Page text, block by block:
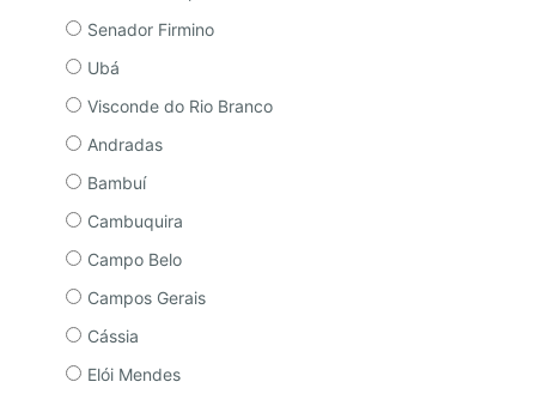
Senador Firmino
Ubá
Visconde do Rio Branco
Andradas
Bambuí
Cambuquira
Campo Belo
Campos Gerais
Cássia
Elói Mendes